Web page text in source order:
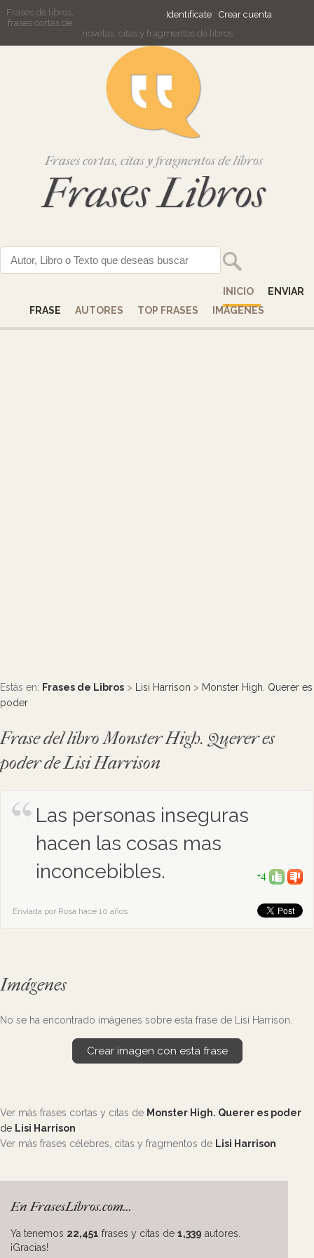
Identifícate Crear cuenta
Frases de libros,
frases cortas de
novelas, citas y fragmentos de libros
Frases cortas, citas y fragmentos de libros
Frases Libros
INICIO
ENVIAR
FRASE
AUTORES TOP FRASES IMÁGENES
Estás en: Frases de Libros > Lisi Harrison > Monster High. Querer es
poder
Frase del libro Monster High. Querer es
poder de Lisi Harrison
Las personas inseguras
hacen las cosas mas
inconcebibles.
+4
Enviada por Rosa hace 10 años
Imágenes
No se ha encontrado imágenes sobre esta frase de Lisi Harrison.
Crear imagen con esta frase
Ver más frases cortas y citas de Monster High. Querer es poder
de Lisi Harrison
Ver más frases célebres, citas y fragmentos de Lisi Harrison
En FrasesLibros.com...
Ya tenemos 22,451 frases y citas de 1,339 autores.
¡Gracias!